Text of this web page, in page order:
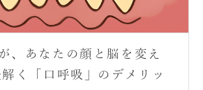
、あなたの顔と脳を変え
く「口呼吸」のデメリッ